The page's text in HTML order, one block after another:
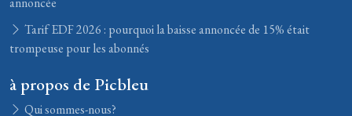
Tarif EDF 2026 : pourquoi la baisse annoncée de 15% était
trompeuse pour les abonnés
à propos de Picbleu
Qui sommes-nous?